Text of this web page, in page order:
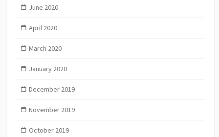
June 2020
April 2020
March 2020
January 2020
December 2019
November 2019
October 2019